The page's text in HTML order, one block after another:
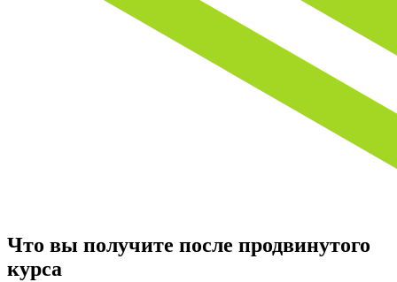
Что вы получите после продвинутого
курса